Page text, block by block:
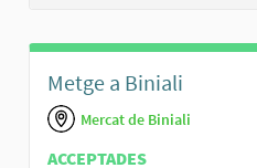
Metge a Biniali
Mercat de Biniali
ACCEPTADES